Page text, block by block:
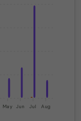
May Jun Jul Aug